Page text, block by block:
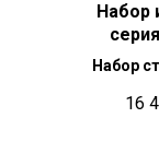
Набор
Набор
стиль
16